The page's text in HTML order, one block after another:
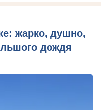
жарко, душно,
дождя